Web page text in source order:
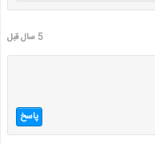
5 سال قبل
پاسخ